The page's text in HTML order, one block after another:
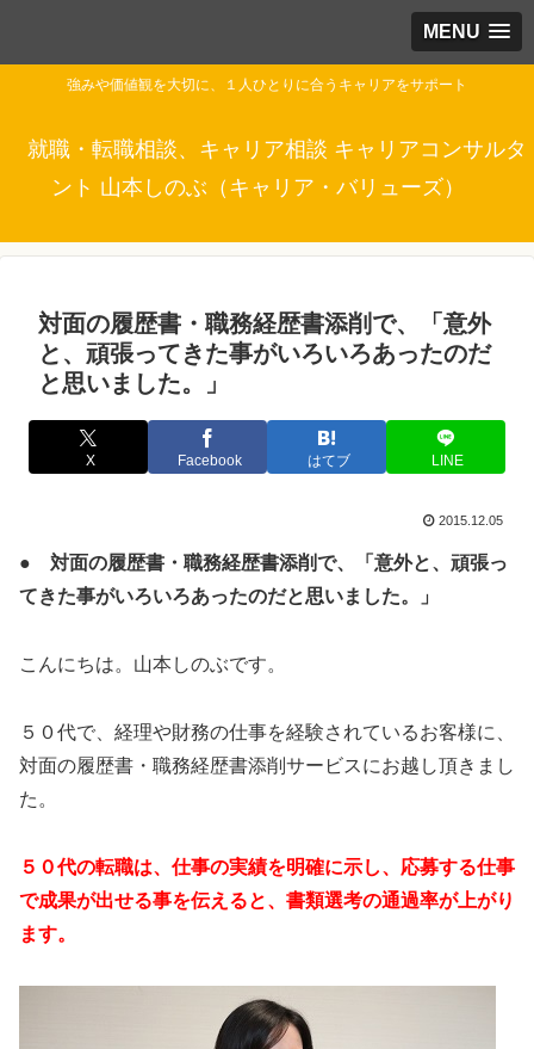
MENU
強みや価値観を大切に、１人ひとりに合うキャリアをサポート
就職・転職相談、キャリア相談 キャリアコンサルタ
ント 山本しのぶ（キャリア・バリューズ）
対面の履歴書・職務経歴書添削で、「意外
と、頑張ってきた事がいろいろあったのだ
と思いました。」
X Facebook はてブ LINE
2015.12.05
● 対面の履歴書・職務経歴書添削で、「意外と、頑張っ
てきた事がいろいろあったのだと思いました。」
こんにちは。山本しのぶです。
５０代で、経理や財務の仕事を経験されているお客様に、
対面の履歴書・職務経歴書添削サービスにお越し頂きまし
た。
５０代の転職は、仕事の実績を明確に示し、応募する仕事
で成果が出せる事を伝えると、書類選考の通過率が上がり
ます。